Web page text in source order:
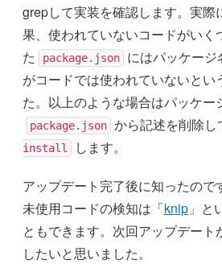
grepして実装を確認します。実際
果、使われていないコードがいく
た
package.json
にはパッケー
がコードでは使われていないとい
た。以上のような場合はパッケー
package.json から記述を削除し
install
します。
アップデート完了後に知ったので
未使用コードの検知は「knip 」と
ともできます。次回アップデート
したいと思いました。